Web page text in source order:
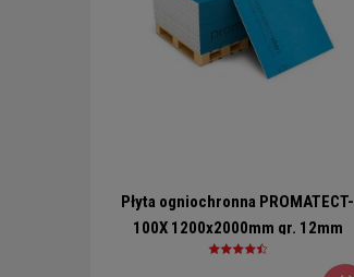
Płyta ogniochronna PROMATECT-
100X 1200x2000mm gr. 12mm